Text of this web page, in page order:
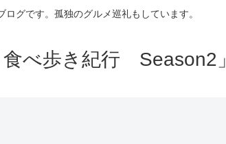
グです。孤独のグルメ巡礼もしています。
べ歩き紀行 Season2」